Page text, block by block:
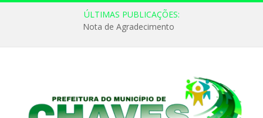
ÚLTIMAS PUBLICAÇÕES:
Nota de Agradecimento